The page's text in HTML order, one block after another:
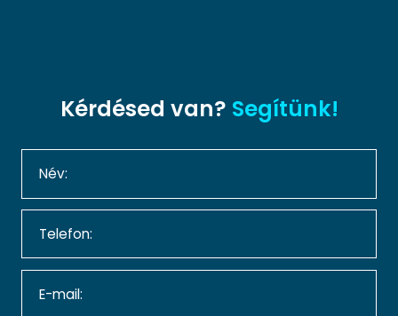
Kérdésed van? Segítünk!